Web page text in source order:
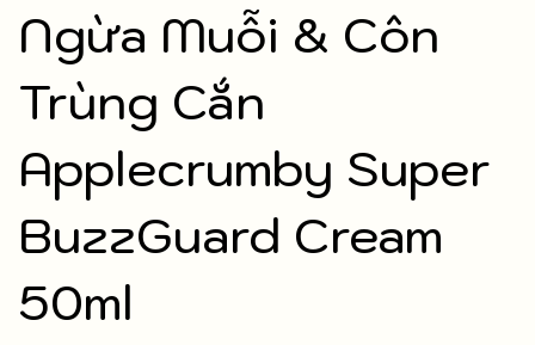
Ngừa Muỗi & Côn
Trùng Cắn
Applecrumby Super
BuzzGuard Cream
50ml